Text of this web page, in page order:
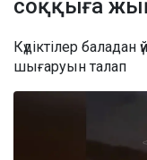
соққыға
Күдіктілер баладан
шығаруын талап